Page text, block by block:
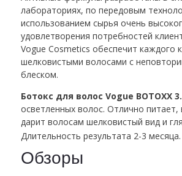
лабораториях, по передовым
использованием сырья очень
удовлетворения потребностей
Vogue Cosmetics обеспечит каждого
шелковистыми волосами с
блеском.
Ботокс для волос Vogue BOTOXX
осветленных волос. Отлично
дарит волосам шелковистый вид и
Длительность результата 2-3 месяца.
Обзоры